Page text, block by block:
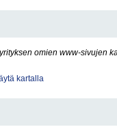
omien www-sivujen
kartalla